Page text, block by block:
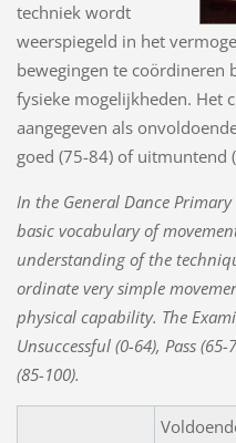
techniek wordt
weerspiegeld in het
bewegingen te coördineren
fysieke mogelijkheden. Het
aangegeven als
goed (75-84) of uitmuntend
In the General Dance
basic vocabulary of
understanding of the
ordinate very simple
physical capability. The
Unsuccessful (0-64), Pass
(85-100).